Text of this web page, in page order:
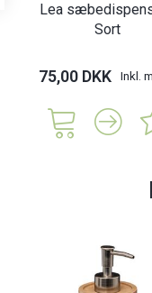
Lea
Sort
75,00 DKK Inkl.